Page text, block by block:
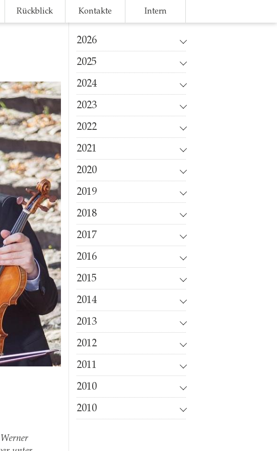
Rückblick Kontakte Intern
2026
2025
2024
2023
2022
2021
2020
2019
2018
2017
2016
2015
2014
2013
2012
2011
2010
2010